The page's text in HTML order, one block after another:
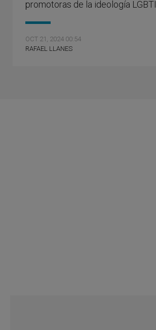
promotoras de la ideología LGBTI.
OCT 21, 2024 00:54
RAFAEL LLANES